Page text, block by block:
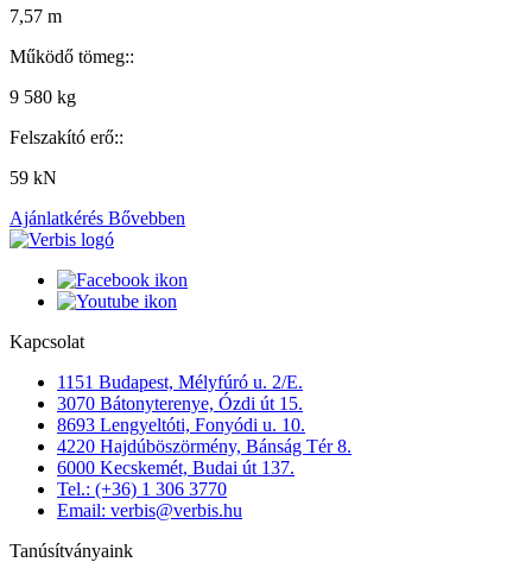
7,57 m
Működő tömeg::
9 580 kg
Felszakító erő::
59 kN
Ajánlatkérés Bővebben
Kapcsolat
1151 Budapest, Mélyfúró u. 2/E.
3070 Bátonyterenye, Ózdi út 15.
8693 Lengyeltóti, Fonyódi u. 10.
4220 Hajdúböszörmény, Bánság Tér 8.
6000 Kecskemét, Budai út 137.
Tel.: (+36) 1 306 3770
Email: verbis@verbis.hu
Tanúsítványaink